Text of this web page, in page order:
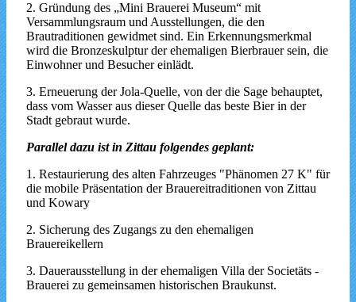
2. Gründung des „Mini Brauerei Museum“ mit
Versammlungsraum und Ausstellungen, die den
Brautraditionen gewidmet sind. Ein Erkennungsmerkmal
wird die Bronzeskulptur der ehemaligen Bierbrauer sein, die
Einwohner und Besucher einlädt.
3. Erneuerung der Jola-Quelle, von der die Sage behauptet,
dass vom Wasser aus dieser Quelle das beste Bier in der
Stadt gebraut wurde.
Parallel dazu ist in Zittau folgendes geplant:
1. Restaurierung des alten Fahrzeuges "Phänomen 27 K" für
die mobile Präsentation der Brauereitraditionen von Zittau
und Kowary
2. Sicherung des Zugangs zu den ehemaligen
Brauereikellern
3. Dauerausstellung in der ehemaligen Villa der Societäts -
Brauerei zu gemeinsamen historischen Braukunst.